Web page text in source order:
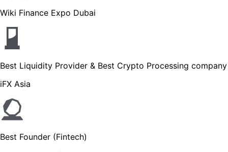
Wiki Finance Expo Dubai
Best Liquidity Provider & Best Crypto Processing company
iFX Asia
Best Founder (Fintech)